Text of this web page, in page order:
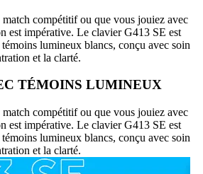
compétitif ou que vous jouiez avec
est impérative. Le clavier G413 SE est
lumineux blancs, conçu avec soin
et la clarté.
TÉMOINS LUMINEUX
compétitif ou que vous jouiez avec
est impérative. Le clavier G413 SE est
lumineux blancs, conçu avec soin
et la clarté.